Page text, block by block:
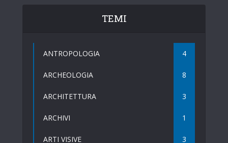
TEMI
ANTROPOLOGIA 4
ARCHEOLOGIA 8
ARCHITETTURA 3
ARCHIVI 1
ARTI VISIVE 3